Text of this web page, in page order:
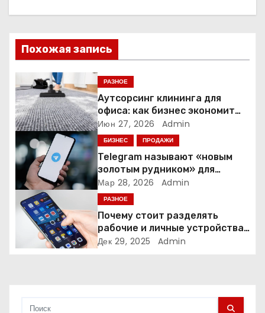
ц
и
я
п
о
з
а
п
и
с
Похожая запись
РАЗНОЕ
Аутсорсинг клининга для
офиса: как бизнес экономит
время и деньги на уборке
Июн 27, 2026 Admin
БИЗНЕС ПРОДАЖИ
Telegram называют «новым
золотым рудником» для
креаторов: как блогеры
создают онлайн-бизнес
Мар 28, 2026 Admin
РАЗНОЕ
Почему стоит разделять
рабочие и личные устройства
— и чем опасно всё смешивать
Дек 29, 2025 Admin